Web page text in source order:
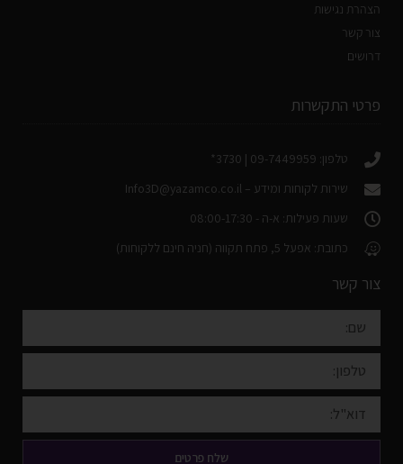
הצהרת נגישות
צור קשר
דרושים
פרטי התקשרות
טלפון: 09-7449959 | 3730*
שירות לקוחות ומידע – Info3D@yazamco.co.il
שעות פעילות: א-ה - 08:00-17:30
כתובת: אפעל 5, פתח תקווה (חניה חינם ללקוחות)
צור קשר
שלח פרטים